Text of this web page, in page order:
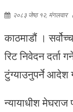
२०८३ जेष्ठ १२, मंगलवार
काठमाडौं ।
रिट निवेदन दर्ता
टुंग्याउनुपर्ने आदेश
न्यायाधीश